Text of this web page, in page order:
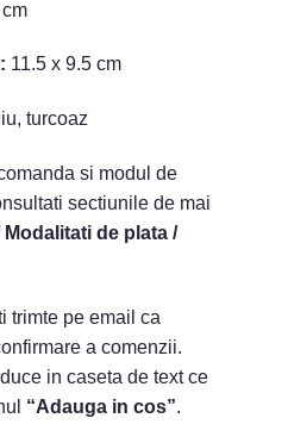
11.5 x 9.5 cm
turcoaz
si modul de
sectiunile de mai
de plata /
trimte pe email ca
a comenzii.
in caseta de text ce
“Adauga in cos”.